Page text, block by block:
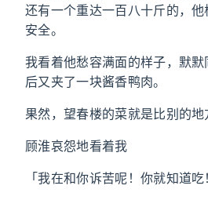
还有一个重达一百八十斤的，
安全。
我看着他愁容满面的样子，默
后又夹了一块酱香鸭肉。
果然，望春楼的菜就是比别的地
顾淮哀怨地看着我
「我在和你诉苦呢！你就知道吃